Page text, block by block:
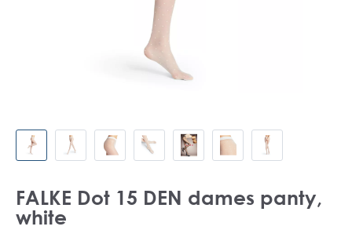
FALKE Dot 15 DEN dames panty,
white